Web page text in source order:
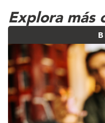
Explora más